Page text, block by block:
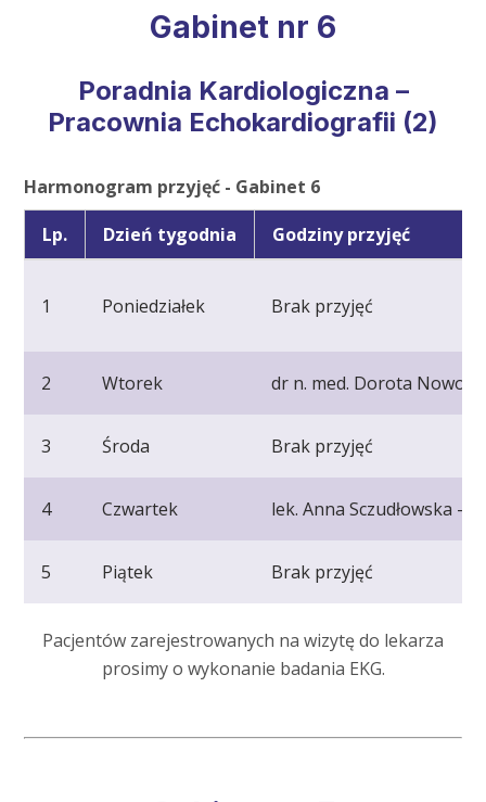
Gabinet nr 6
Poradnia Kardiologiczna –
Pracownia Echokardiografii (2)
Harmonogram przyjęć - Gabinet 6
Lp.
Dzień tygodnia Godziny przyjęć
1 Poniedziałek Brak przyjęć
2 Wtorek dr n. med. Dorota
3 Środa Brak przyjęć
4 Czwartek lek. Anna Sczudłowska -
5 Piątek Brak przyjęć
Pacjentów zarejestrowanych na wizytę do lekarza
prosimy o wykonanie badania EKG.